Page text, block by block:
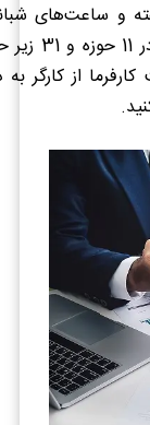
و ساعت‌های
خود کمک
از کارگر